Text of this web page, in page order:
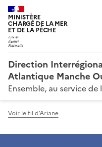
MINISTÈRE
CHARGÉ DE LA MER
ET DE LA PÊCHE
Direction
Atlantique Manche
Ensemble, au service de
Voir le fil d'Ariane